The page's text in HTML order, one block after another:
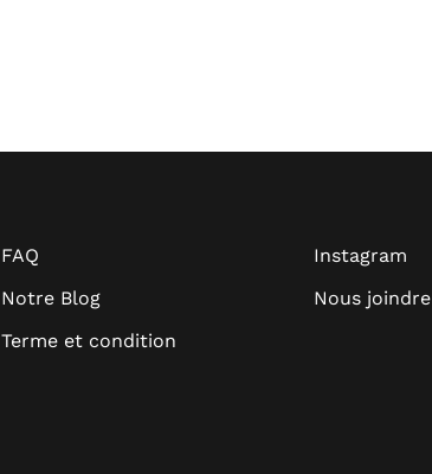
FAQ
Notre Blog
Terme et condition
Instagram
Nous joindre